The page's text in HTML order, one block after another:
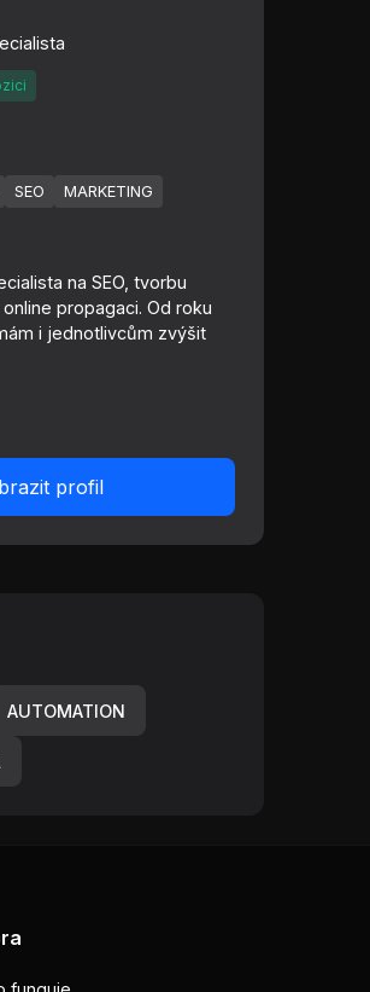
SEO
MARKETING
na SEO, tvorbu
propagaci. Od roku
i jednotlivcům zvýšit
profil
AUTOMATION